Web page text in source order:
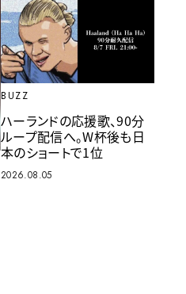
BUZZ
ハーランドの応援歌、90分
ループ配信へ。W杯後も日
本のショートで1位
2026.08.05